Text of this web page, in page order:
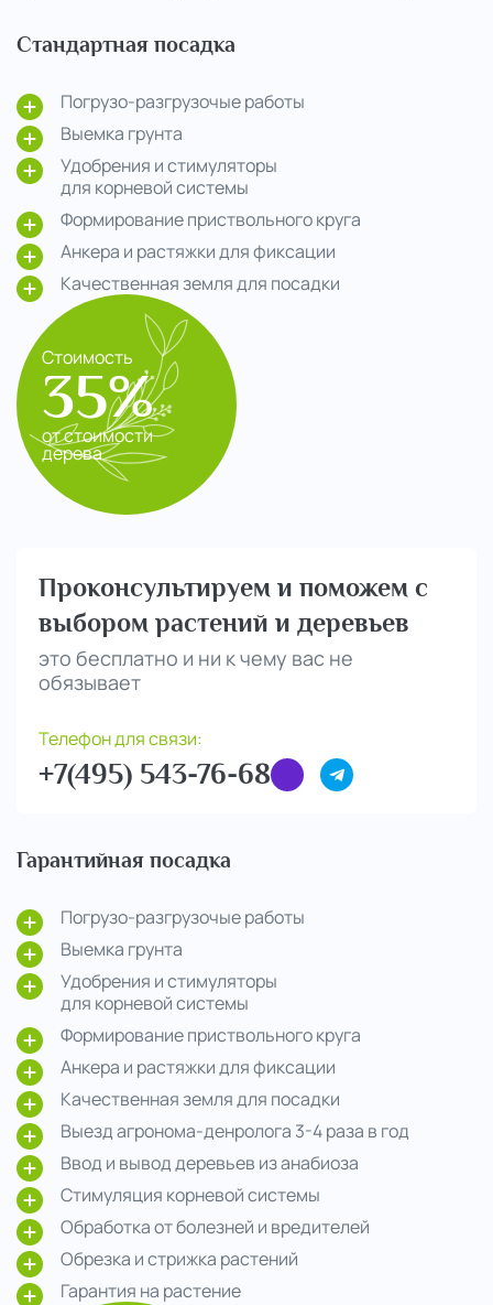
Стандартная посадка
Погрузо-разгрузочые работы
Выемка грунта
Удобрения и стимуляторы
для корневой системы
Формирование приствольного круга
Анкера и растяжки для фиксации
Качественная земля для посадки
Стоимость
35%
от стоимости
дерева
Проконсультируем и поможем с
выбором растений и деревьев
это бесплатно и ни к чему вас не
обязывает
Телефон для связи:
+7(495) 543-76-68
Гарантийная посадка
Погрузо-разгрузочые работы
Выемка грунта
Удобрения и стимуляторы
для корневой системы
Формирование приствольного круга
Анкера и растяжки для фиксации
Качественная земля для посадки
Выезд агронома-денролога 3-4 раза в год
Ввод и вывод деревьев из анабиоза
Стимуляция корневой системы
Обработка от болезней и вредителей
Обрезка и стрижка растений
Гарантия на растение